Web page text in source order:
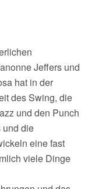
Jeffers und
hat in der
des Swing, die
und den Punch
und die
eine fast
viele Dinge